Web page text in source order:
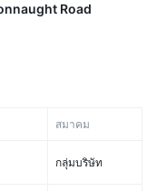
Road
สมาคม
กลุ่มบริษัท